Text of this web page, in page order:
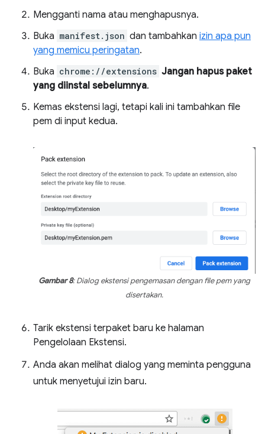
Mengganti nama atau menghapusnya.
Buka manifest.json dan tambahkan izin apa pun
yang memicu peringatan.
Buka chrome://extensions Jangan hapus paket
yang diinstal sebelumnya.
Kemas ekstensi lagi, tetapi kali ini tambahkan file
pem di input kedua.
Gambar 8: Dialog ekstensi pengemasan dengan file pem yang
disertakan.
Tarik ekstensi terpaket baru ke halaman
Pengelolaan Ekstensi.
Anda akan melihat dialog yang meminta pengguna
untuk menyetujui izin baru.